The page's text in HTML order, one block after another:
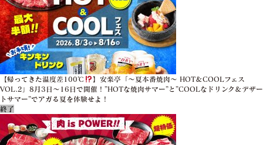
【帰ってきた温度差100℃
】安楽亭「～夏本番焼肉～ HOT＆COOLフェス
VOL.2」8月3日～16日で開催！”HOTな焼肉サマー”と”COOLなドリンク＆デザー
トサマー”でアガる夏を体験せよ！
終了